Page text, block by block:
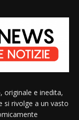
originale e inedita,
si rivolge a un vasto